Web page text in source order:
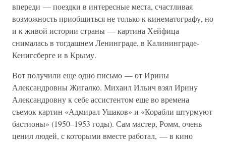
впереди — поездки в интересные места, счастливая
возможность приобщиться не только к кинематографу, но
и к живой истории страны — картина Хейфица
снималась в тогдашнем Ленинграде, в Калининграде-
Кенигсберге и в Крыму.
Вот получили еще одно письмо — от Ирины
Александровны Жигалко. Михаил Ильич взял Ирину
Александровну к себе ассистентом еще во времена
съемок картин «Адмирал Ушаков» и «Корабли штурмуют
бастионы» (1950–1953 годы). Сам мастер, Ромм, очень
ценил людей, с которыми вместе работал, — в кино